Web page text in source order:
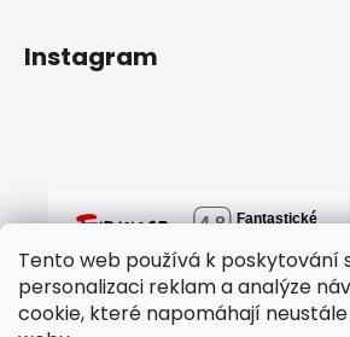
Tento web používá k poskytování
personalizaci reklam a analýze
cookie, které napomáhají
Instagram